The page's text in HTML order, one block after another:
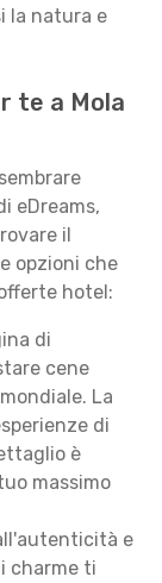
la natura e
te a Mola
eDreams,
il
opzioni che
hotel:
di
cene
La
di
è
massimo
e
charme ti